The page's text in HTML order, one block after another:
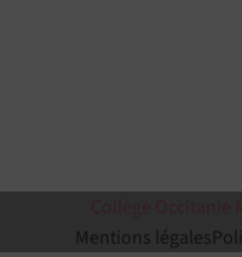
Mentions légales